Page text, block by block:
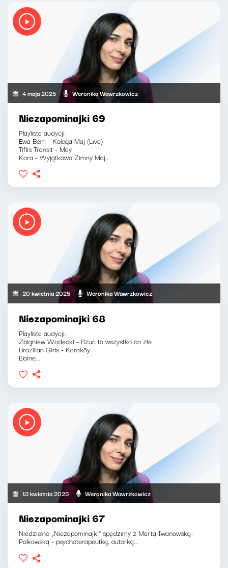
4 maja 2025 Weronika Wawrzkowicz
Niezapominajki 69
Playlista audycji:
Ewa Bem - Kolega Maj (Live)
Tiflis Transit - May
Kora - Wyjątkowo Zimny Maj...
20 kwietnia 2025 Weronika Wawrzkowicz
Niezapominajki 68
Playlista audycji:
Zbigniew Wodecki - Rzuć to wszystko co złe
Brazilian Girls - Karaköy
Elaine...
13 kwietnia 2025 Weronika Wawrzkowicz
Niezapominajki 67
Niedzielne „Niezapominajki" spędzimy z Martą Iwanowską-
Polkowską - psychoterapeutką, autorką...